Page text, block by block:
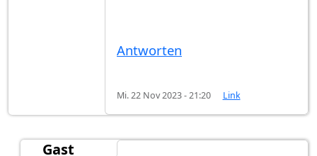
Antworten
Mi. 22 Nov 2023 - 21:20 Link
Gast